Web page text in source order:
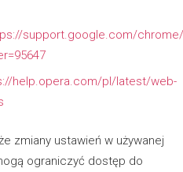
support.google.com/
help.opera.com/pl/latest/web-
zmiany ustawień w używanej
ograniczyć dostęp do